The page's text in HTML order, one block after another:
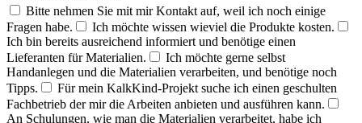
Bitte nehmen Sie mit mir Kontakt auf, weil ich noch einige
Fragen habe.
Ich möchte wissen wieviel die Produkte kosten.
Ich bin bereits ausreichend informiert und benötige einen
Lieferanten für Materialien.
Ich möchte gerne selbst
Handanlegen und die Materialien verarbeiten, und benötige noch
Tipps.
Für mein KalkKind-Projekt suche ich einen geschulten
Fachbetrieb der mir die Arbeiten anbieten und ausführen kann.
An Schulungen, wie man die Materialien verarbeitet, habe ich